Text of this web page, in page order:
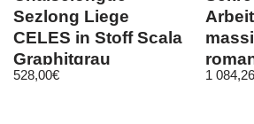
Sezlong Liege
CELES in Stoff Scala
Graphitgrau
528,00€
antik
1